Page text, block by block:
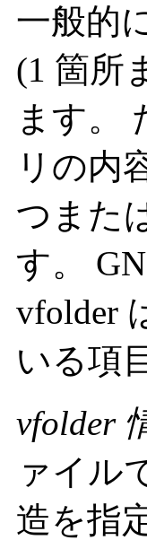
一般的
(1 箇所
ます。
リの内
つまた
す。
vfolder
いる項
vfolder
ァイル
造を指